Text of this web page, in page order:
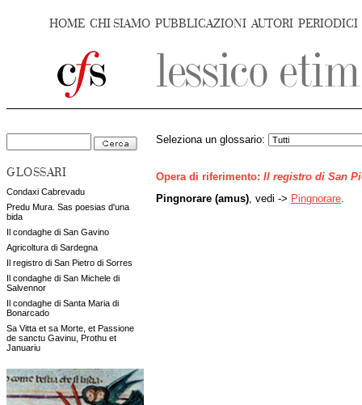
HOME CHI SIAMO PUBBLICAZIONI AUTORI PERIODICI
GLOSSARI
Condaxi Cabrevadu
Predu Mura. Sas poesias d'una
bida
Il condaghe di San Gavino
Agricoltura di Sardegna
Il registro di San Pietro di Sorres
Il condaghe di San Michele di
Salvennor
Il condaghe di Santa Maria di
Bonarcado
Sa Vitta et sa Morte, et Passione
de sanctu Gavinu, Prothu et
Januariu
Seleziona un glossario:
Opera di riferimento: Il registro di San
Pingnorare (amus) , vedi -> Pingnorare